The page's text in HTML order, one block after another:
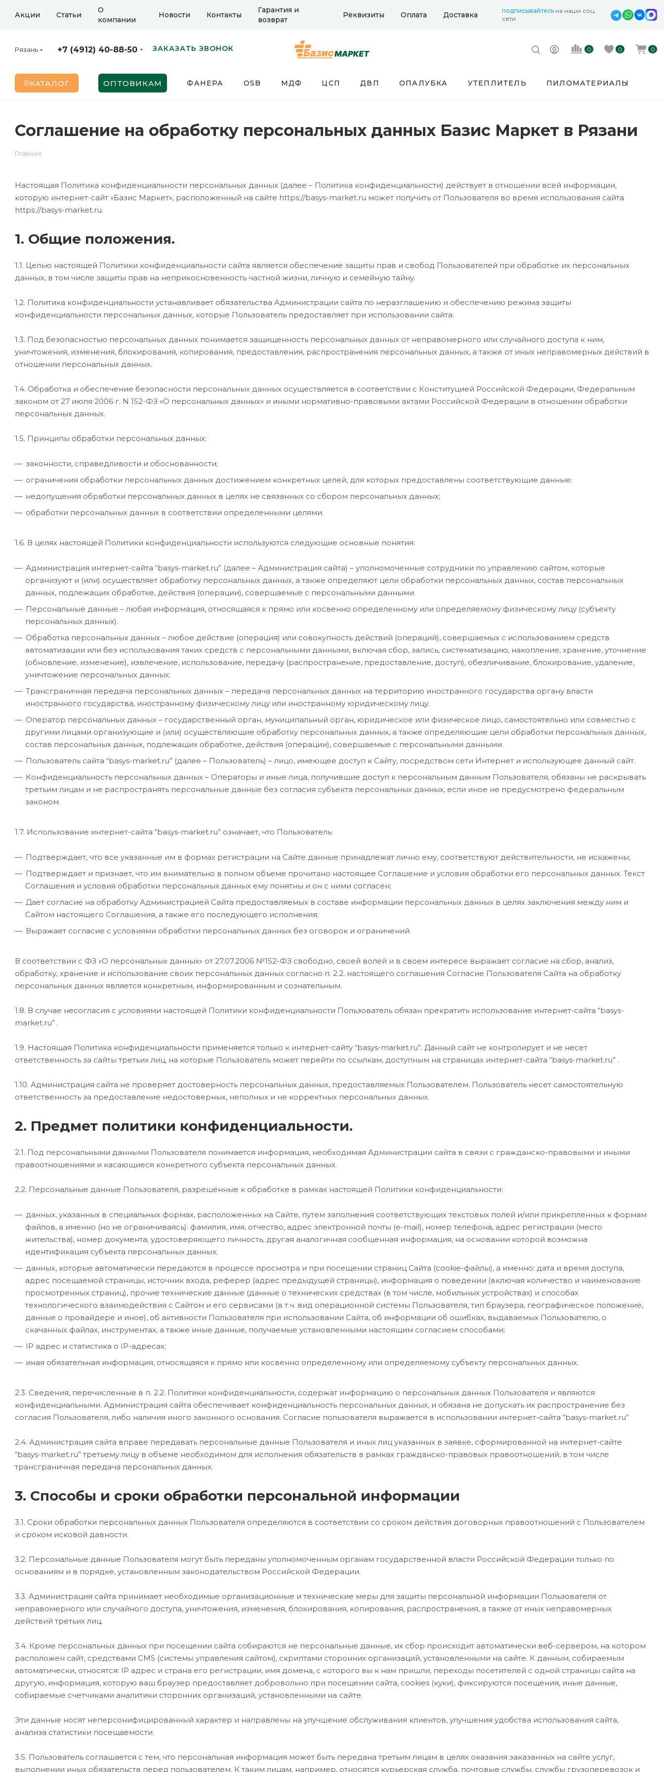
Акции Статьи
О
компании
Новости Контакты
Гарантия и
возврат
Реквизиты Оплата Доставка подписывайтесь на наши соц.
сети
Рязань +7 (4912) 40-88-50 ЗАКАЗАТЬ ЗВОНОК 0 0 0
КАТАЛОГ ОПТОВИКАМ ФАНЕРА OSB МДФ ЦСП ДВП ОПАЛУБКА УТЕПЛИТЕЛЬ ПИЛОМАТЕРИАЛЫ
Соглашение на обработку персональных данных Базис Маркет в Рязани
Главная
Настоящая Политика конфиденциальности персональных данных (далее – Политика конфиденциальности) действует в отношении всей информации,
которую интернет-сайт «Базис Маркет», расположенный на сайте https://basys-market.ru может получить от Пользователя во время использования сайта
https://basys-market.ru.
1. Общие положения.
1.1. Целью настоящей Политики конфиденциальности сайта является обеспечение защиты прав и свобод Пользователей при обработке их персональных
данных, в том числе защиты прав на неприкосновенность частной жизни, личную и семейную тайну.
1.2. Политика конфиденциальности устанавливает обязательства Администрации сайта по неразглашению и обеспечению режима защиты
конфиденциальности персональных данных, которые Пользователь предоставляет при использовании сайта.
1.3. Под безопасностью персональных данных понимается защищенность персональных данных от неправомерного или случайного доступа к ним,
уничтожения, изменения, блокирования, копирования, предоставления, распространения персональных данных, а также от иных неправомерных действий в
отношении персональных данных.
1.4. Обработка и обеспечение безопасности персональных данных осуществляется в соответствии с Конституцией Российской Федерации, Федеральным
законом от 27 июля 2006 г. N 152-ФЗ «О персональных данных» и иными нормативно-правовыми актами Российской Федерации в отношении обработки
персональных данных.
1.5. Принципы обработки персональных данных:
законности, справедливости и обоснованности;
ограничения обработки персональных данных достижением конкретных целей, для которых предоставлены соответствующие данные;
недопущения обработки персональных данных в целях не связанных со сбором персональных данных;
обработки персональных данных в соответствии определенными целями.
1.6. В целях настоящей Политики конфиденциальности используются следующие основные понятия:
Администрация интернет-сайта “basys-market.ru” (далее – Администрация сайта) – уполномоченные сотрудники по управлению сайтом, которые
организуют и (или) осуществляет обработку персональных данных, а также определяют цели обработки персональных данных, состав персональных
данных, подлежащих обработке, действия (операции), совершаемые с персональными данными.
Персональные данные – любая информация, относящаяся к прямо или косвенно определенному или определяемому физическому лицу (субъекту
персональных данных).
Обработка персональных данных – любое действие (операция) или совокупность действий (операций), совершаемых с использованием средств
автоматизации или без использования таких средств с персональными данными, включая сбор, запись, систематизацию, накопление, хранение, уточнение
(обновление, изменение), извлечение, использование, передачу (распространение, предоставление, доступ), обезличивание, блокирование, удаление,
уничтожение персональных данных;
Трансграничная передача персональных данных – передача персональных данных на территорию иностранного государства органу власти
иностранного государства, иностранному физическому лицу или иностранному юридическому лицу.
Оператор персональных данных – государственный орган, муниципальный орган, юридическое или физическое лицо, самостоятельно или совместно с
другими лицами организующие и (или) осуществляющие обработку персональных данных, а также определяющие цели обработки персональных данных,
состав персональных данных, подлежащих обработке, действия (операции), совершаемые с персональными данными.
Пользователь сайта “basys-market.ru” (далее – Пользователь) – лицо, имеющее доступ к Сайту, посредством сети Интернет и использующее данный сайт.
Конфиденциальность персональных данных – Операторы и иные лица, получившие доступ к персональным данным Пользователя, обязаны не раскрывать
третьим лицам и не распространять персональные данные без согласия субъекта персональных данных, если иное не предусмотрено федеральным
законом.
1.7. Использование интернет-сайта “basys-market.ru” означает, что Пользователь:
Подтверждает, что все указанные им в формах регистрации на Сайте данные принадлежат лично ему, соответствуют действительности, не искажены;
Подтверждает и признает, что им внимательно в полном объеме прочитано настоящее Соглашение и условия обработки его персональных данных. Текст
Соглашения и условия обработки персональных данных ему понятны и он с ними согласен;
Дает согласие на обработку Администрацией Сайта предоставляемых в составе информации персональных данных в целях заключения между ним и
Сайтом настоящего Соглашения, а также его последующего исполнения;
Выражает согласие с условиями обработки персональных данных без оговорок и ограничений.
В соответствии с ФЗ «О персональных данных» от 27.07.2006 №152-ФЗ свободно, своей волей и в своем интересе выражает согласие на сбор, анализ,
обработку, хранение и использование своих персональных данных согласно п. 2.2. настоящего соглашения Согласие Пользователя Сайта на обработку
персональных данных является конкретным, информированным и сознательным.
1.8. В случае несогласия с условиями настоящей Политики конфиденциальности Пользователь обязан прекратить использование интернет-сайта “basys-
market.ru” .
1.9. Настоящая Политика конфиденциальности применяется только к интернет-сайту “basys-market.ru”. Данный сайт не контролирует и не несет
ответственность за сайты третьих лиц, на которые Пользователь может перейти по ссылкам, доступным на страницах интернет-сайта “basys-market.ru” .
1.10. Администрация сайта не проверяет достоверность персональных данных, предоставляемых Пользователем. Пользователь несет самостоятельную
ответственность за предоставление недостоверных, неполных и не корректных персональных данных.
2. Предмет политики конфиденциальности.
2.1. Под персональными данными Пользователя понимается информация, необходимая Администрации сайта в связи с гражданско-правовыми и иными
правоотношениями и касающиеся конкретного субъекта персональных данных.
2.2. Персональные данные Пользователя, разрешённые к обработке в рамках настоящей Политики конфиденциальности:
данных, указанных в специальных формах, расположенных на Сайте, путем заполнения соответствующих текстовых полей и/или прикрепленных к формам
файлов, а именно (но не ограничиваясь): фамилия, имя, отчество, адрес электронной почты (e-mail), номер телефона, адрес регистрации (место
жительства), номер документа, удостоверяющего личность, другая аналогичная сообщенная информация, на основании которой возможна
идентификация субъекта персональных данных;
данных, которые автоматически передаются в процессе просмотра и при посещении страниц Сайта (cookie-файлы), а именно: дата и время доступа,
адрес посещаемой страницы, источник входа, реферер (адрес предыдущей страницы), информация о поведении (включая количество и наименование
просмотренных страниц), прочие технические данные (данные о технических средствах (в том числе, мобильных устройствах) и способах
технологического взаимодействия с Сайтом и его сервисами (в т.ч. вид операционной системы Пользователя, тип браузера, географическое положение,
данные о провайдере и иное), об активности Пользователя при использовании Сайта, об информации об ошибках, выдаваемых Пользователю, о
скачанных файлах, инструментах, а также иные данные, получаемые установленными настоящим согласием способами;
IP адрес и статистика о IP-адресах;
иная обязательная информация, относящаяся к прямо или косвенно определенному или определяемому субъекту персональных данных.
2.3. Сведения, перечисленные в п. 2.2. Политики конфиденциальности, содержат информацию о персональных данных Пользователя и являются
конфиденциальными. Администрация сайта обеспечивает конфиденциальность персональных данных, и обязана не допускать их распространение без
согласия Пользователя, либо наличия иного законного основания. Согласие пользователя выражается в использовании интернет-сайта “basys-market.ru”
2.4. Администрация сайта вправе передавать персональные данные Пользователя и иных лиц указанных в заявке, сформированной на интернет-сайте
“basys-market.ru” третьему лицу в объеме необходимом для исполнения обязательств в рамках гражданско-правовых правоотношений, в том числе
трансграничная передача персональных данных.
3. Способы и сроки обработки персональной информации
3.1. Сроки обработки персональных данных Пользователя определяются в соответствии со сроком действия договорных правоотношений с Пользователем
и сроком исковой давности.
3.2. Персональные данные Пользователя могут быть переданы уполномоченным органам государственной власти Российской Федерации только по
основаниям и в порядке, установленным законодательством Российской Федерации.
3.3. Администрация сайта принимает необходимые организационные и технические меры для защиты персональной информации Пользователя от
неправомерного или случайного доступа, уничтожения, изменения, блокирования, копирования, распространения, а также от иных неправомерных
действий третьих лиц.
3.4. Кроме персональных данных при посещении сайта собираются не персональные данные, их сбор происходит автоматически веб-сервером, на котором
расположен сайт, средствами CMS (системы управления сайтом), скриптами сторонних организаций, установленными на сайте. К данным, собираемым
автоматически, относятся: IP адрес и страна его регистрации, имя домена, с которого вы к нам пришли, переходы посетителей с одной страницы сайта на
другую, информация, которую ваш браузер предоставляет добровольно при посещении сайта, cookies (куки), фиксируются посещения, иные данные,
собираемые счетчиками аналитики сторонних организаций, установленными на сайте.
Эти данные носят неперсонифицированный характер и направлены на улучшение обслуживания клиентов, улучшения удобства использования сайта,
анализа статистики посещаемости.
3.5. Пользователь соглашается с тем, что персональная информация может быть передана третьим лицам в целях оказания заказанных на сайте услуг,
выполнении иных обязательств перед пользователем. К таким лицам, например, относятся курьерская служба, почтовые службы, службы грузоперевозок и